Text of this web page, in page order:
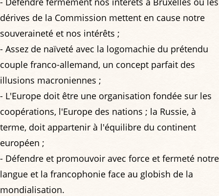
dérives de la Commission mettent en cause notre
souveraineté et nos intérêts ;
- Assez de naïveté avec la logomachie du prétendu
couple franco-allemand, un concept parfait des
illusions macroniennes ;
- L'Europe doit être une organisation fondée sur les
coopérations, l'Europe des nations ; la Russie, à
terme, doit appartenir à l'équilibre du continent
européen ;
- Défendre et promouvoir avec force et fermeté notre
langue et la francophonie face au globish de la
mondialisation.